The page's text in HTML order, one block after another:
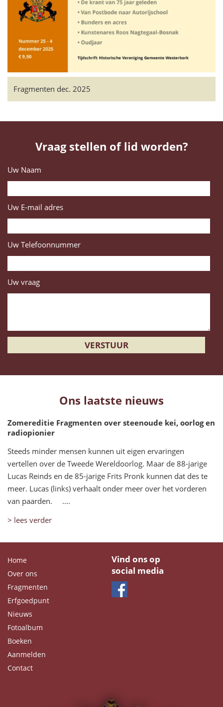
Fragmenten dec. 2025
Vraag stellen of lid worden?
Uw Naam
Uw E-mail adres
Uw Telefoonnummer
Uw vraag
Ons laatste nieuws
Zomereditie Fragmenten over steenoude kei, oorlog en
radiopionier
Steeds minder mensen kunnen uit eigen ervaringen
vertellen over de Tweede Wereldoorlog. Maar de 88-jarige
Lucas Reinds en de 85-jarige Frits Pronk kunnen dat des te
meer. Lucas (links) verhaalt onder meer over het vorderen
van paarden. ....
> lees verder
Home
Over ons
Fragmenten
Erfgoedpunt
Nieuws
Fotoalbum
Boeken
Aanmelden
Contact
Vind ons op
social media